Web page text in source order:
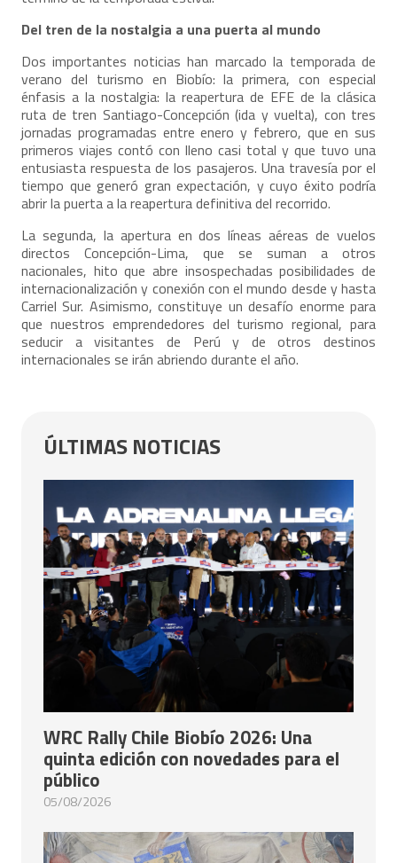
Del tren de la nostalgia a una puerta al mundo
Dos importantes noticias han marcado la temporada de
verano del turismo en Biobío: la primera, con especial
énfasis a la nostalgia: la reapertura de EFE de la clásica
ruta de tren Santiago-Concepción (ida y vuelta), con tres
jornadas programadas entre enero y febrero, que en sus
primeros viajes contó con lleno casi total y que tuvo una
entusiasta respuesta de los pasajeros. Una travesía por el
tiempo que generó gran expectación, y cuyo éxito podría
abrir la puerta a la reapertura definitiva del recorrido.
La segunda, la apertura en dos líneas aéreas de vuelos
directos Concepción-Lima, que se suman a otros
nacionales, hito que abre insospechadas posibilidades de
internacionalización y conexión con el mundo desde y hasta
Carriel Sur. Asimismo, constituye un desafío enorme para
que nuestros emprendedores del turismo regional, para
seducir a visitantes de Perú y de otros destinos
internacionales se irán abriendo durante el año.
ÚLTIMAS NOTICIAS
WRC Rally Chile Biobío 2026: Una
quinta edición con novedades para el
público
05/08/2026